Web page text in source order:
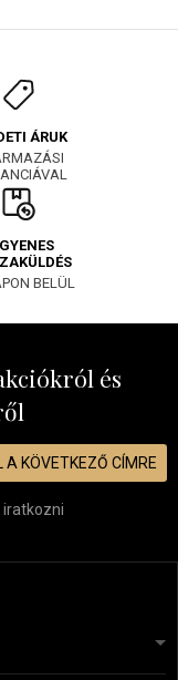
ÁRUK
BELÜL
és
A KÖVETKEZŐ CÍMRE
iratkozni
(ÁSZF)